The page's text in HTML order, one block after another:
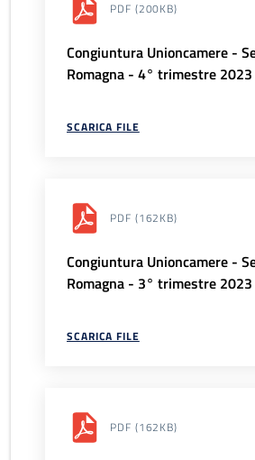
PDF (200KB)
Congiuntura Unioncamere -
Romagna - 4° trimestre 2023
SCARICA FILE
PDF (162KB)
Congiuntura Unioncamere -
Romagna - 3° trimestre 2023
SCARICA FILE
PDF (162KB)